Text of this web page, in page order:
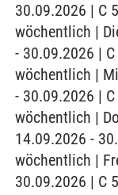
30.09.2026 | C
wöchentlich |
- 30.09.2026 |
wöchentlich |
- 30.09.2026 |
wöchentlich |
14.09.2026 -
wöchentlich |
30.09.2026 | C